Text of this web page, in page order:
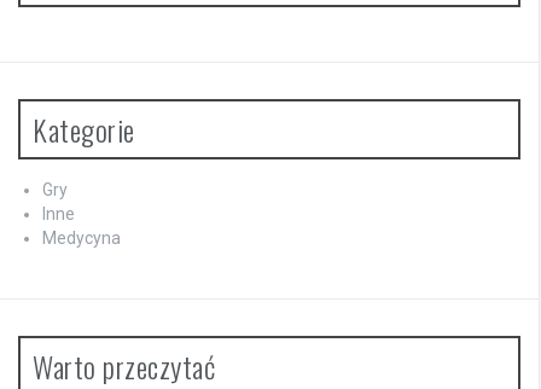
Kategorie
Gry
Inne
Medycyna
Warto przeczytać